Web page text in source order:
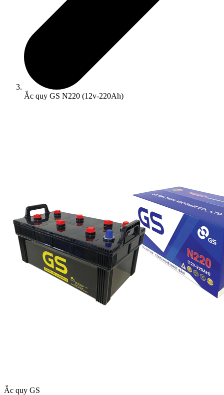
Ắc quy GS N220 (12v-220Ah)
Ắc quy GS